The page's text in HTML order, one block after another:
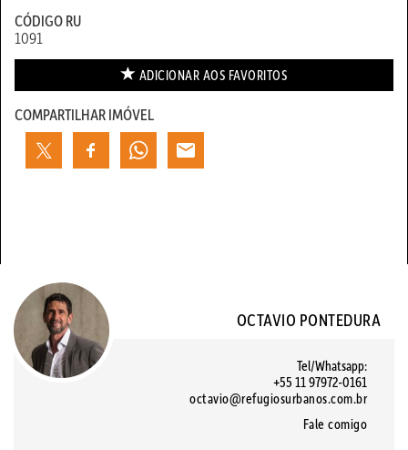
CÓDIGO RU
1091
ADICIONAR AOS FAVORITOS
COMPARTILHAR IMÓVEL
OCTAVIO PONTEDURA
Tel/Whatsapp:
+55 11 97972-0161
octavio@refugiosurbanos.com.br
Fale comigo